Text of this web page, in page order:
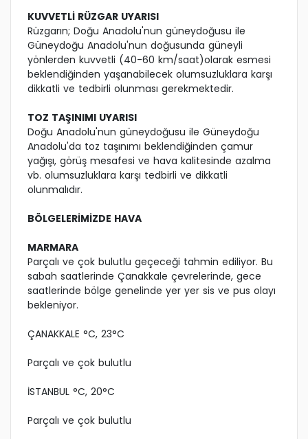
KUVVETLİ RÜZGAR UYARISI
Rüzgarın; Doğu Anadolu'nun güneydoğusu ile
Güneydoğu Anadolu'nun doğusunda güneyli
yönlerden kuvvetli (40-60 km/saat)olarak esmesi
beklendiğinden yaşanabilecek olumsuzluklara karşı
dikkatli ve tedbirli olunması gerekmektedir.
TOZ TAŞINIMI UYARISI
Doğu Anadolu'nun güneydoğusu ile Güneydoğu
Anadolu'da toz taşınımı beklendiğinden çamur
yağışı, görüş mesafesi ve hava kalitesinde azalma
vb. olumsuzluklara karşı tedbirli ve dikkatli
olunmalıdır.
BÖLGELERİMİZDE HAVA
MARMARA
Parçalı ve çok bulutlu geçeceği tahmin ediliyor. Bu
sabah saatlerinde Çanakkale çevrelerinde, gece
saatlerinde bölge genelinde yer yer sis ve pus olayı
bekleniyor.
ÇANAKKALE °C, 23°C
Parçalı ve çok bulutlu
İSTANBUL °C, 20°C
Parçalı ve çok bulutlu